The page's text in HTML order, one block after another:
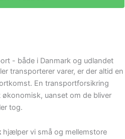
- både i Danmark og udlandet
transporterer varer, er der altid en
En transportforsikring
uanset om de bliver
tog.
hjælper vi små og mellemstore